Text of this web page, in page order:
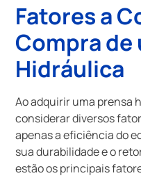
Fatores a
Compra de
Hidráulica
Ao adquirir uma prensa
considerar diversos
apenas a eficiência do
sua durabilidade e o
estão os principais